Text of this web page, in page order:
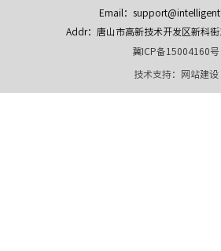
Email：
Addr：唐山市高新技术开发区新科
冀ICP备15004160号
技术支持： 网站建设